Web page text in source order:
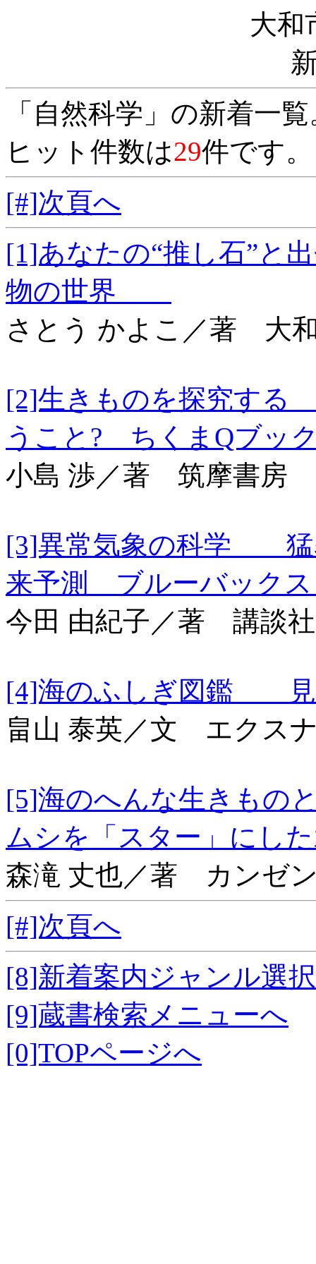
大和
「自然科学」の新着一
ヒット件数は29件です
[#]次頁へ
[1]あなたの“推し石”
物の世界
さとう かよこ／著 大
[2]生きものを探究す
うこと? ちくまQブ
小島 渉／著 筑摩書房
[3]異常気象の科学 猛
来予測 ブルーバック
今田 由紀子／著 講談社
[4]海のふしぎ図鑑
畠山 泰英／文 エクス
[5]海のへんな生きも
ムシを「スター」に
森滝 丈也／著 カンゼ
[#]次頁へ
[8]新着案内ジャンル選
[9]蔵書検索メニューへ
[0]TOPページへ